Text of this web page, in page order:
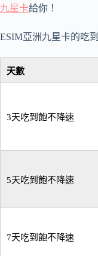
九星卡給你！
ESIM亞洲九星卡的吃
天數
3天吃到飽不降速
5天吃到飽不降速
7天吃到飽不降速